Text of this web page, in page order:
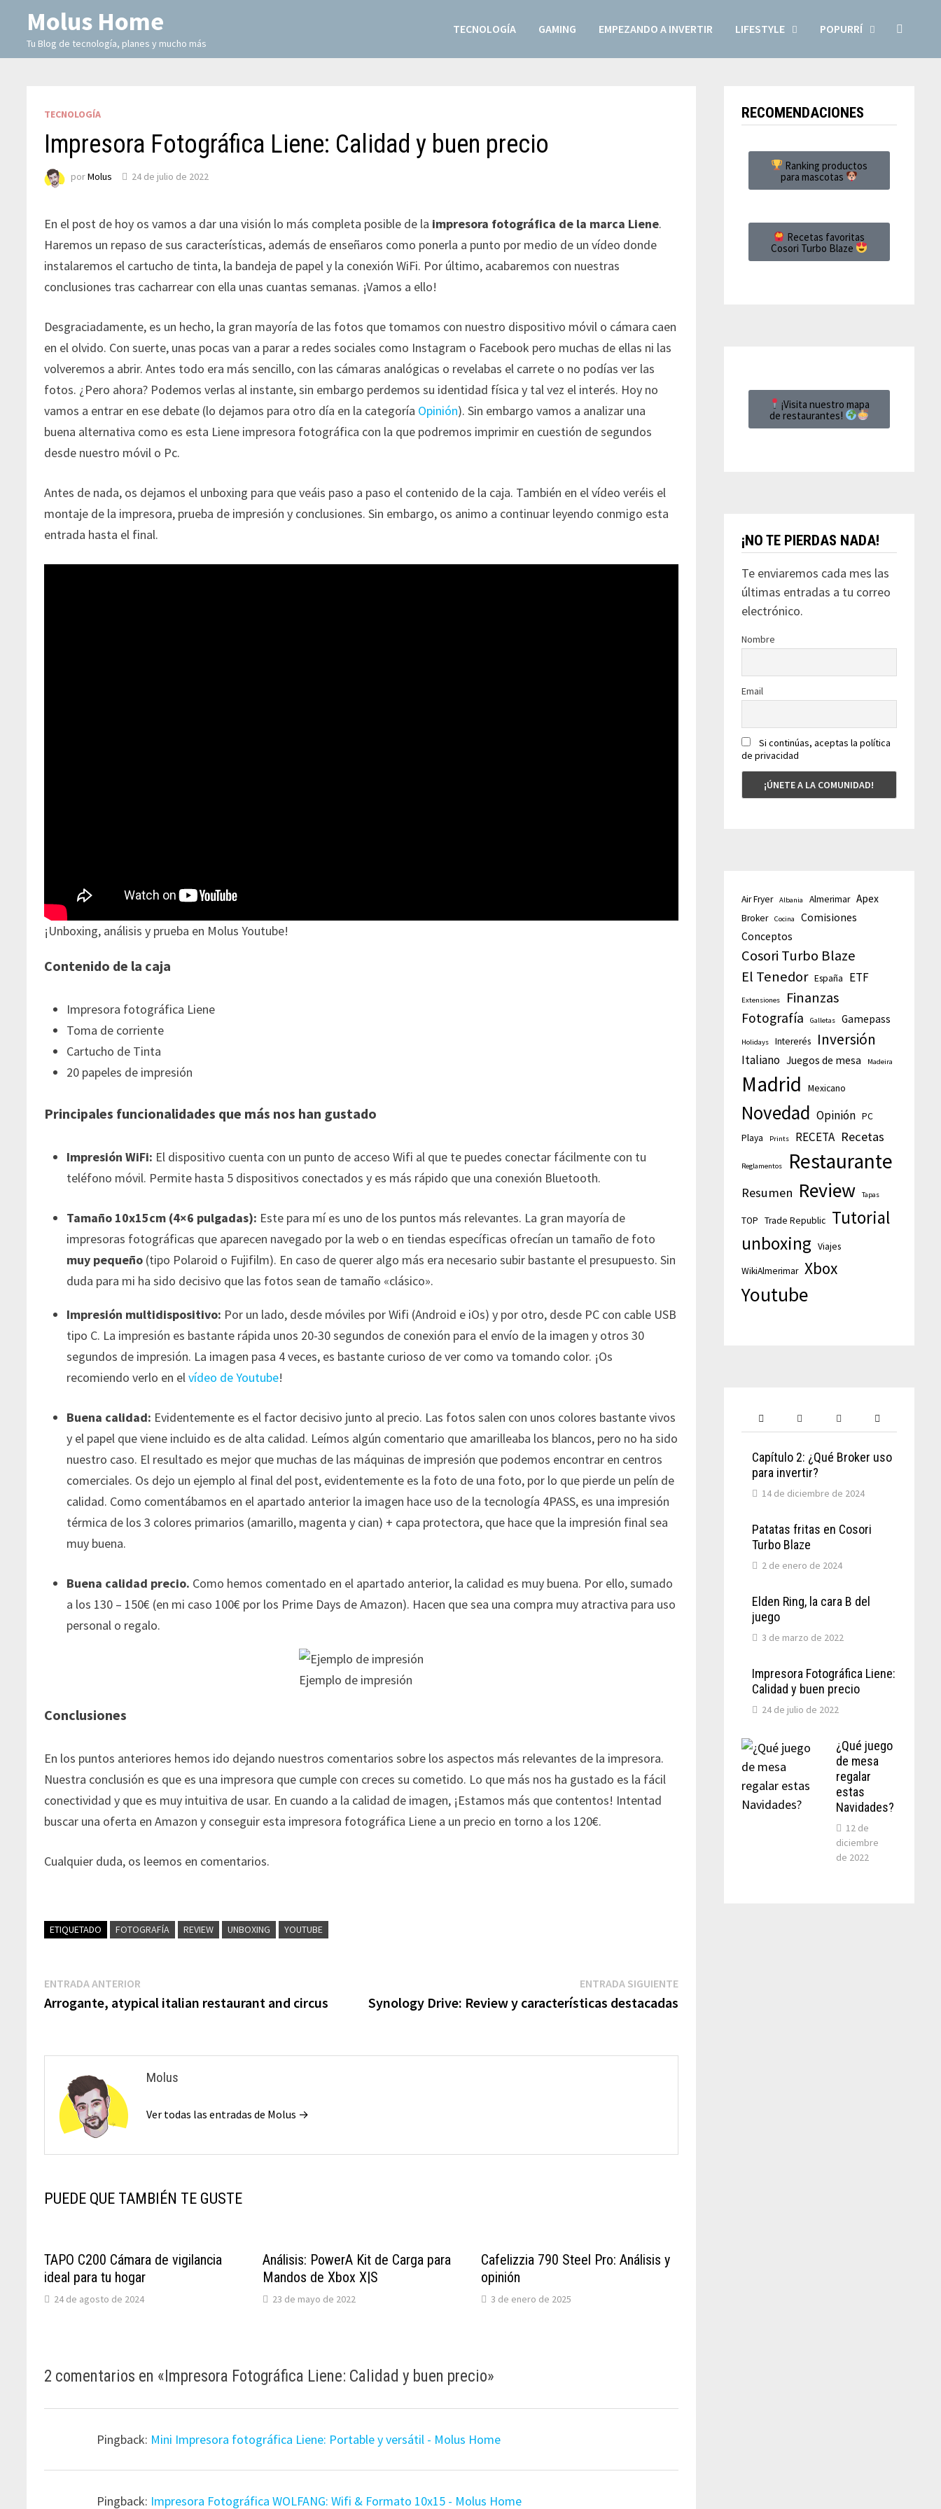
Molus Home
Tu Blog de tecnología, planes y mucho más
TECNOLOGÍA GAMING EMPEZANDO A INVERTIR LIFESTYLE POPURRÍ
TECNOLOGÍA
Impresora Fotográfica Liene: Calidad y buen precio
porMolus 24 de julio de 2022
En el post de hoy os vamos a dar una visión lo más completa posible de la impresora fotográfica de la marca Liene.
Haremos un repaso de sus características, además de enseñaros como ponerla a punto por medio de un vídeo donde
instalaremos el cartucho de tinta, la bandeja de papel y la conexión WiFi. Por último, acabaremos con nuestras
conclusiones tras cacharrear con ella unas cuantas semanas. ¡Vamos a ello!
Desgraciadamente, es un hecho, la gran mayoría de las fotos que tomamos con nuestro dispositivo móvil o cámara caen
en el olvido. Con suerte, unas pocas van a parar a redes sociales como Instagram o Facebook pero muchas de ellas ni las
volveremos a abrir. Antes todo era más sencillo, con las cámaras analógicas o revelabas el carrete o no podías ver las
fotos. ¿Pero ahora? Podemos verlas al instante, sin embargo perdemos su identidad física y tal vez el interés. Hoy no
vamos a entrar en ese debate (lo dejamos para otro día en la categoría Opinión). Sin embargo vamos a analizar una
buena alternativa como es esta Liene impresora fotográfica con la que podremos imprimir en cuestión de segundos
desde nuestro móvil o Pc.
Antes de nada, os dejamos el unboxing para que veáis paso a paso el contenido de la caja. También en el vídeo veréis el
montaje de la impresora, prueba de impresión y conclusiones. Sin embargo, os animo a continuar leyendo conmigo esta
entrada hasta el final.
¡Unboxing, análisis y prueba en Molus Youtube!
Contenido de la caja
Impresora fotográfica Liene
Toma de corriente
Cartucho de Tinta
20 papeles de impresión
Principales funcionalidades que más nos han gustado
Impresión WiFi: El dispositivo cuenta con un punto de acceso Wifi al que te puedes conectar fácilmente con tu
teléfono móvil. Permite hasta 5 dispositivos conectados y es más rápido que una conexión Bluetooth.
Tamaño 10x15cm (4×6 pulgadas): Este para mí es uno de los puntos más relevantes. La gran mayoría de
impresoras fotográficas que aparecen navegado por la web o en tiendas específicas ofrecían un tamaño de foto
muy pequeño (tipo Polaroid o Fujifilm). En caso de querer algo más era necesario subir bastante el presupuesto. Sin
duda para mi ha sido decisivo que las fotos sean de tamaño «clásico».
Impresión multidispositivo: Por un lado, desde móviles por Wifi (Android e iOs) y por otro, desde PC con cable USB
tipo C. La impresión es bastante rápida unos 20-30 segundos de conexión para el envío de la imagen y otros 30
segundos de impresión. La imagen pasa 4 veces, es bastante curioso de ver como va tomando color. ¡Os
recomiendo verlo en elvídeo de Youtube!
Buena calidad: Evidentemente es el factor decisivo junto al precio. Las fotos salen con unos colores bastante vivos
y el papel que viene incluido es de alta calidad. Leímos algún comentario que amarilleaba los blancos, pero no ha sido
nuestro caso. El resultado es mejor que muchas de las máquinas de impresión que podemos encontrar en centros
comerciales. Os dejo un ejemplo al final del post, evidentemente es la foto de una foto, por lo que pierde un pelín de
calidad. Como comentábamos en el apartado anterior la imagen hace uso de la tecnología 4PASS, es una impresión
térmica de los 3 colores primarios (amarillo, magenta y cian) + capa protectora, que hace que la impresión final sea
muy buena.
Buena calidad precio. Como hemos comentado en el apartado anterior, la calidad es muy buena. Por ello, sumado
a los 130 – 150€ (en mi caso 100€ por los Prime Days de Amazon). Hacen que sea una compra muy atractiva para uso
personal o regalo.
Ejemplo de impresión
Conclusiones
En los puntos anteriores hemos ido dejando nuestros comentarios sobre los aspectos más relevantes de la impresora.
Nuestra conclusión es que es una impresora que cumple con creces su cometido. Lo que más nos ha gustado es la fácil
conectividad y que es muy intuitiva de usar. En cuando a la calidad de imagen, ¡Estamos más que contentos! Intentad
buscar una oferta en Amazon y conseguir esta impresora fotográfica Liene a un precio en torno a los 120€.
Cualquier duda, os leemos en comentarios.
ETIQUETADO FOTOGRAFÍA REVIEW UNBOXING YOUTUBE
ENTRADA ANTERIOR
Arrogante, atypical italian restaurant and circus
ENTRADA SIGUIENTE
Synology Drive: Review y características destacadas
Molus
Ver todas las entradas de Molus →
PUEDE QUE TAMBIÉN TE GUSTE
TAPO C200 Cámara de vigilancia
ideal para tu hogar
24 de agosto de 2024
Análisis: PowerA Kit de Carga para
Mandos de Xbox X|S
23 de mayo de 2022
Cafelizzia 790 Steel Pro: Análisis y
opinión
3 de enero de 2025
2 comentarios en «Impresora Fotográfica Liene: Calidad y buen precio»
Pingback: Mini Impresora fotográfica Liene: Portable y versátil - Molus Home
Pingback: Impresora Fotográfica WOLFANG: Wifi & Formato 10x15 - Molus Home
RECOMENDACIONES
Ranking productos
para mascotas
Recetas favoritas
Cosori Turbo Blaze
¡Visita nuestro mapa
de restaurantes!
¡NO TE PIERDAS NADA!
Te enviaremos cada mes las
últimas entradas a tu correo
electrónico.
Nombre
Email
Si continúas, aceptas la política
de privacidad
Air Fryer Albania Almerimar Apex
Broker Cocina
Comisiones
Conceptos
Cosori Turbo Blaze
El Tenedor España ETF
Extensiones Finanzas
Fotografía Galletas Gamepass
Holidays Intererés Inversión
Italiano Juegos de mesa Madeira
Madrid Mexicano
Novedad Opinión PC
Playa
Prints RECETA Recetas
Reglamentos Restaurante
Resumen Review Tapas
TOP Trade Republic Tutorial
unboxing Viajes
WikiAlmerimar Xbox
Youtube
Capítulo 2: ¿Qué Broker uso
para invertir?
14 de diciembre de 2024
Patatas fritas en Cosori
Turbo Blaze
2 de enero de 2024
Elden Ring, la cara B del
juego
3 de marzo de 2022
Impresora Fotográfica Liene:
Calidad y buen precio
24 de julio de 2022
¿Qué juego
de mesa
regalar
estas
Navidades?
12 de
diciembre
de 2022